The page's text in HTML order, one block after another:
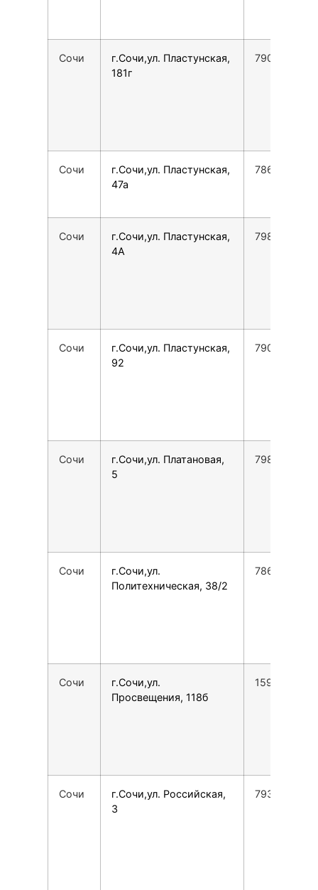
Сочи
г.Сочи,ул. Пластунская,
181г
Сочи
г.Сочи,ул. Пластунская,
47а
Сочи
г.Сочи,ул. Пластунская,
4А
Сочи
г.Сочи,ул. Пластунская,
92
Сочи
г.Сочи,ул. Платановая,
5
Сочи
г.Сочи,ул.
Политехническая, 38/2
Сочи
г.Сочи,ул.
Просвещения, 118б
Сочи
г.Сочи,ул. Российская,
3